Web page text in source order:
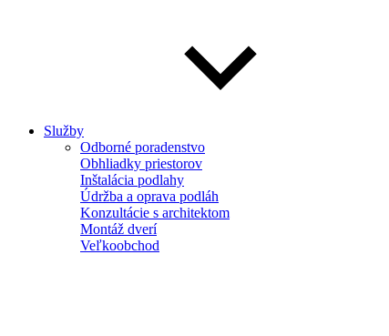
Služby
Odborné poradenstvo
Obhliadky priestorov
Inštalácia podlahy
Údržba a oprava podláh
Konzultácie s architektom
Montáž dverí
Veľkoobchod